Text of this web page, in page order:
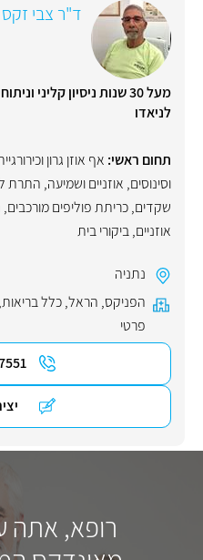
ד"ר צבי זקס
מעל 30 שנות ניסיון
לניאדו
תחום ראשי: אף אוזן גרון
וסינוסים, אוזניים ושמיעה, התרת
שקדים,כריתת פוליפים מורכבים,
אוזניים,ביקורי בית
נתניה
הפניקס, הראל,כלל בריאות,
פרטי
רופא, אתה